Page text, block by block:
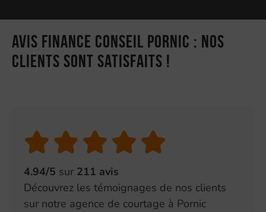
Avis Finance Conseil Pornic : nos
clients sont satisfaits !
4.94/5 sur 211 avis
Découvrez les témoignages de nos clients
sur notre agence de courtage à Pornic